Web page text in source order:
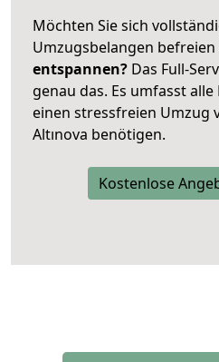
Möchten Sie sich
Umzugsbelangen
entspannen? Das Full-
genau das. Es umfasst
einen stressfreien Umzug
Altınova benötigen.
Kostenlose